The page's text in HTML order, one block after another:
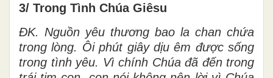
3/ Trong Tình Chúa Giêsu
ĐK. Nguồn yêu thương bao la chan chứa
trong lòng. Ôi phút giây dịu êm được sống
trong tình yêu. Vì chính Chúa đã đến trong